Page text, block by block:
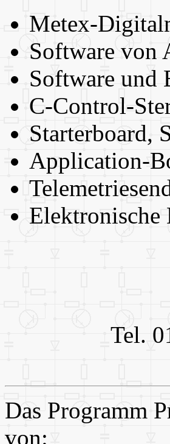
Metex-
Software von
Software und
C-Control-
Starterboard,
Application-
Elektronische
Tel.
Das Programm
von: